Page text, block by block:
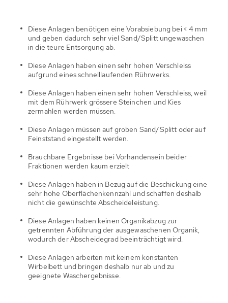
Diese Anlagen benötigen eine Vorabsiebung bei < 4 mm
und geben dadurch sehr viel Sand/Splitt ungewaschen
in die teure Entsorgung ab.
Diese Anlagen haben einen sehr hohen Verschleiss
aufgrund eines schnelllaufenden Rührwerks.
Diese Anlagen haben einen sehr hohen Verschleiss, weil
mit dem Rührwerk grössere Steinchen und Kies
zermahlen werden müssen.
Diese Anlagen müssen auf groben Sand/Splitt oder auf
Feinststand eingestellt werden.
Brauchbare Ergebnisse bei Vorhandensein beider
Fraktionen werden kaum erzielt
Diese Anlagen haben in Bezug auf die Beschickung eine
sehr hohe Oberflächenkennzahl und schaffen deshalb
nicht die gewünschte Abscheideleistung.
Diese Anlagen haben keinen Organikabzug zur
getrennten Abführung der ausgewaschenen Organik,
wodurch der Abscheidegrad beeinträchtigt wird.
Diese Anlagen arbeiten mit keinem konstanten
Wirbelbett und bringen deshalb nur ab und zu
geeignete Waschergebnisse.